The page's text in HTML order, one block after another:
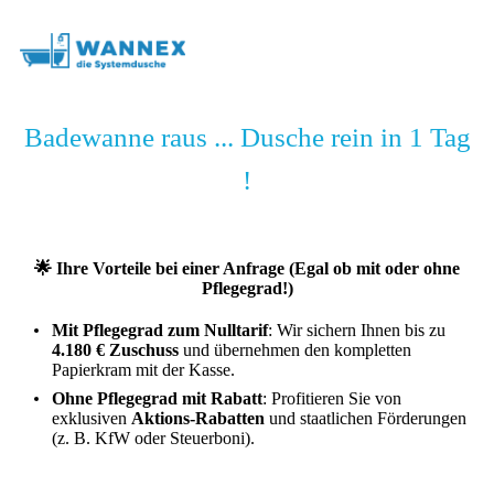
Badewanne raus ... Dusche rein in 1 Tag
!
🌟 Ihre Vorteile bei einer Anfrage (Egal ob mit oder ohne
Pflegegrad!)
Mit Pflegegrad zum Nulltarif: Wir sichern Ihnen bis zu
4.180 € Zuschuss und übernehmen den kompletten
Papierkram mit der Kasse.
Ohne Pflegegrad mit Rabatt: Profitieren Sie von
exklusiven Aktions-Rabatten und staatlichen Förderungen
(z. B. KfW oder Steuerboni).